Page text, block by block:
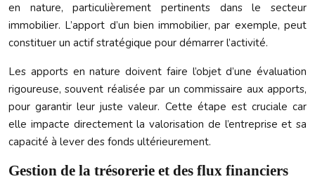
en nature, particulièrement pertinents dans le secteur
immobilier. L’apport d’un bien immobilier, par exemple, peut
constituer un actif stratégique pour démarrer l’activité.
Les apports en nature doivent faire l’objet d’une évaluation
rigoureuse, souvent réalisée par un commissaire aux apports,
pour garantir leur juste valeur. Cette étape est cruciale car
elle impacte directement la valorisation de l’entreprise et sa
capacité à lever des fonds ultérieurement.
Gestion de la trésorerie et des flux financiers